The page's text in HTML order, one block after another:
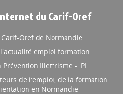
du Carif-Oref
Carif-Oref de Normandie
emploi formation
Prévention Illettrisme - IPI
de l'emploi, de la formation
en Normandie